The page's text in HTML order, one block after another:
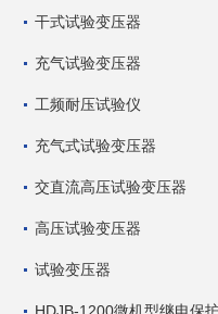
干式试验变压器
充气试验变压器
工频耐压试验仪
充气式试验变压器
交直流高压试验变压器
高压试验变压器
试验变压器